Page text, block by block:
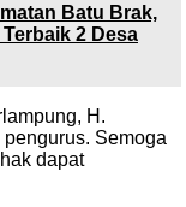
Batu Brak,
2 Desa
H.
Semoga
dapat